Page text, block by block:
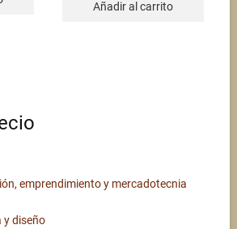
Añadir al carrito
emprendimiento y mercadotecnia
y diseño